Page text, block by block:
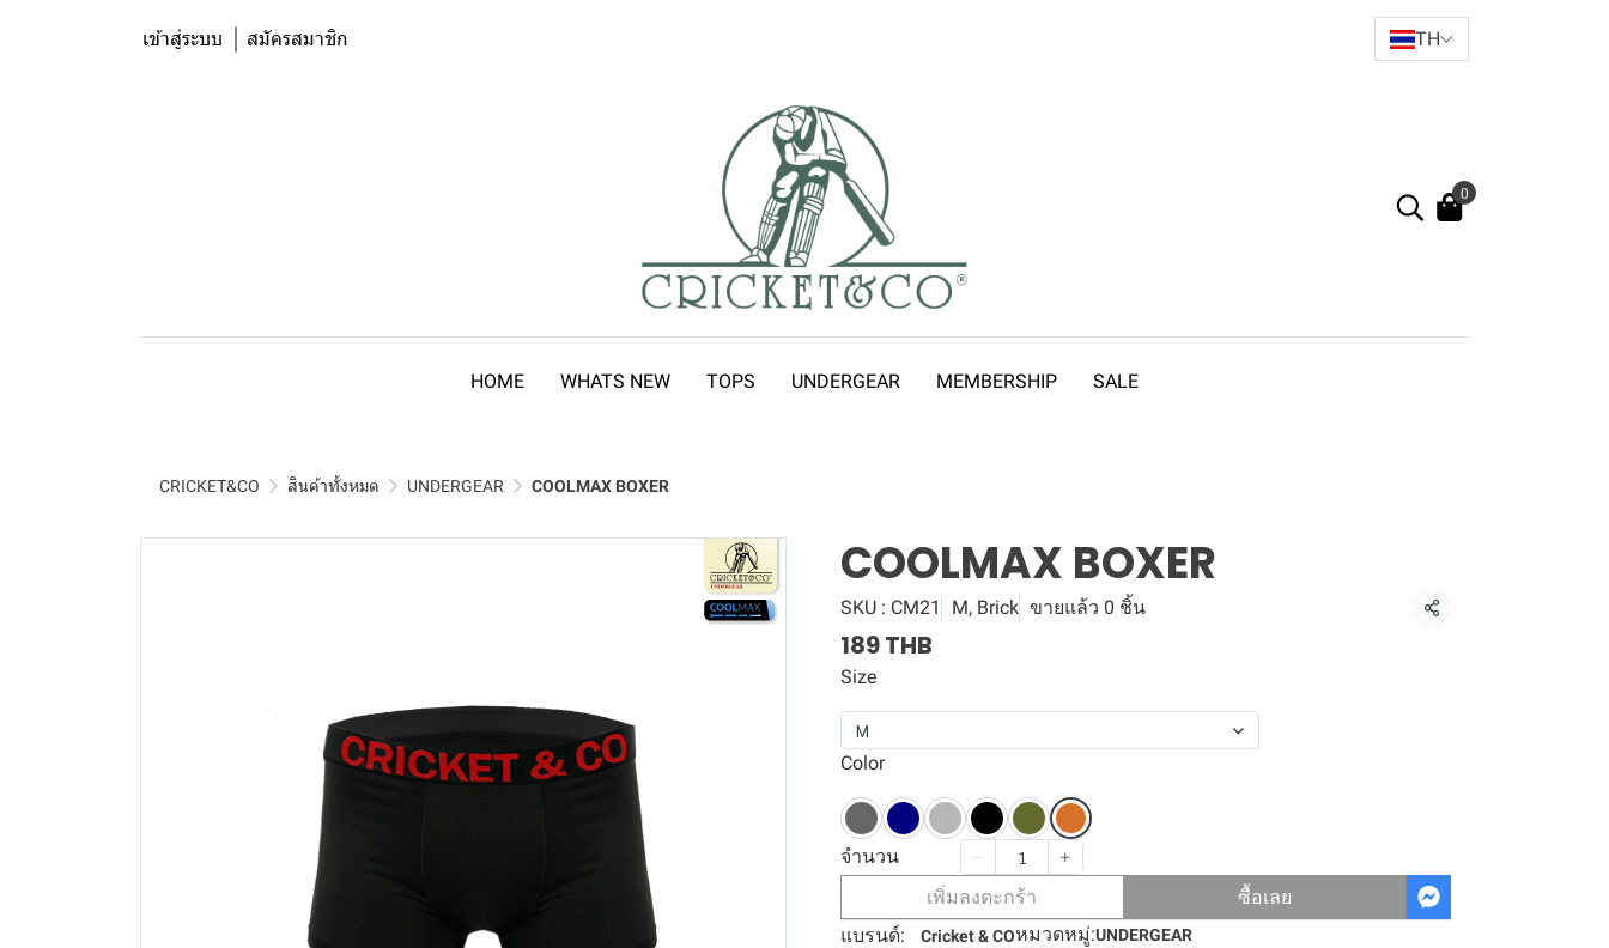
เข้าสู่ระบบ สมัครสมาชิก TH
0
HOME WHATS NEW TOPS UNDERGEAR MEMBERSHIP SALE
CRICKET&CO สินค้าทั้งหมด UNDERGEAR COOLMAX BOXER
COOLMAX BOXER
SKU : CM21 M, Brick ขายแล้ว 0 ชิ้น แชร์
189 THB
Size
M
Color
จำนวน
เพิ่มลงตะกร้า
ซื้อเลย
แบรนด์:
Cricket & COหมวดหมู่:UNDERGEAR